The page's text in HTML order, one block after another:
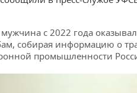
с 2022 года
собирая информацию о
промышленности